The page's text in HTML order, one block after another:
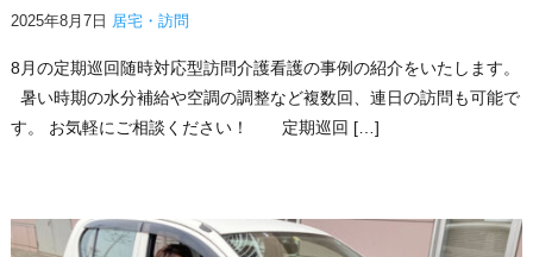
2025年8月7日 居宅・訪問
8月の定期巡回随時対応型訪問介護看護の事例の紹介をいたします。
暑い時期の水分補給や空調の調整など複数回、連日の訪問も可能で
す。 お気軽にご相談ください！ 定期巡回 […]